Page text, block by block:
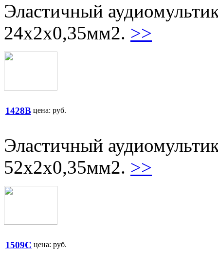
Эластичный
24х2х0,35мм2. >>
1428B цена: руб.
Эластичный
52х2х0,35мм2. >>
1509C цена: руб.